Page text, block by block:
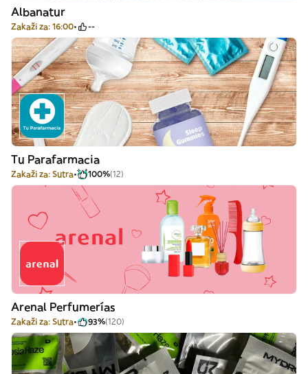
Albanatur
Zakaži za: 16:00 --
Tu Parafarmacia
Zakaži za: Sutra 100%(12)
Arenal Perfumerías
Zakaži za: Sutra 93%(120)